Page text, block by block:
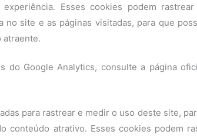
Esses cookies podem
no site e as páginas visitadas, para que
atraente.
do Google Analytics, consulte a página
para rastrear e medir o uso deste site,
conteúdo atrativo. Esses cookies podem